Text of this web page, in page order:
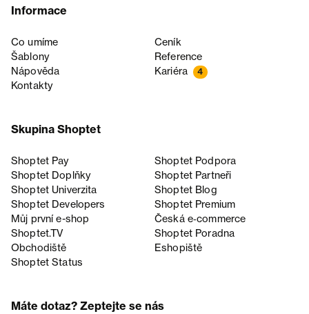
Informace
Co umíme
Ceník
Šablony
Reference
Nápověda
Kariéra 4
Kontakty
Skupina Shoptet
Shoptet Pay
Shoptet Podpora
Shoptet Doplňky
Shoptet Partneři
Shoptet Univerzita
Shoptet Blog
Shoptet Developers
Shoptet Premium
Můj první e-shop
Česká e‑commerce
Shoptet.TV
Shoptet Poradna
Obchodiště
Eshopiště
Shoptet Status
Máte dotaz? Zeptejte se nás